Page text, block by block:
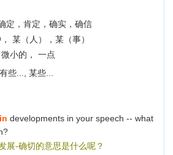
定，肯定，确实，确信
某（人），某（事）
小的， 一点
些..., 某些...
developments in your speech -- what
展-确切的意思是什么呢？